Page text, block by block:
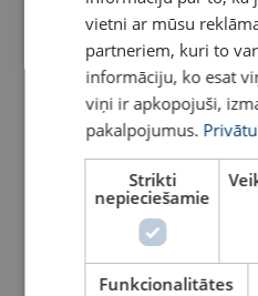
Skatīt
vietni ar mūsu
partneriem, kuri to
informāciju, ko esat
viņi ir apkopojuši,
pakalpojumus.
Strikti
nepieciešamie
Funkcionalitātes